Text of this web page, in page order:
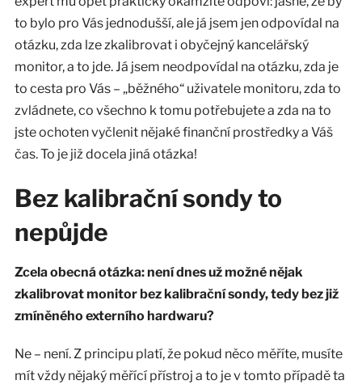
to bylo pro Vás jednodušší, ale já jsem jen odpovídal na
otázku, zda lze zkalibrovat i obyčejný kancelářský
monitor, a to jde. Já jsem neodpovídal na otázku, zda je
to cesta pro Vás – „běžného“ uživatele monitoru, zda to
zvládnete, co všechno k tomu potřebujete a zda na to
jste ochoten vyčlenit nějaké finanční prostředky a Váš
čas. To je již docela jiná otázka!
Bez kalibrační sondy to
nepůjde
Zcela obecná otázka: není dnes už možné nějak
zkalibrovat monitor bez kalibrační sondy, tedy bez již
zmíněného externího hardwaru?
Ne – není. Z principu platí, že pokud něco měříte, musíte
mít vždy nějaký měřící přístroj a to je v tomto případě ta